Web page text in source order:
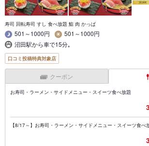
寿司 回転寿司 すし 食べ放題 鮨 肉 かっぱ
501～1000円
501～1000円
沼田駅から車で15分｡
口コミ投稿特典対象店
クーポン
お寿司・ラーメン・サイドメニュー・スイーツ食べ放題
【8/17～】お寿司・ラーメン・サイドメニュー・スイーツ食べ